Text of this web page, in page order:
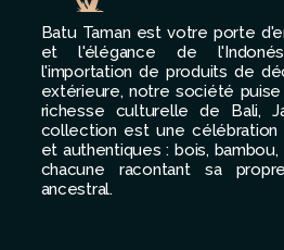
Batu Taman est votre porte
et l'élégance de
l'importation de produits de
extérieure, notre société
richesse culturelle de Bali,
collection est une célébration
et authentiques : bois,
chacune racontant sa
ancestral.